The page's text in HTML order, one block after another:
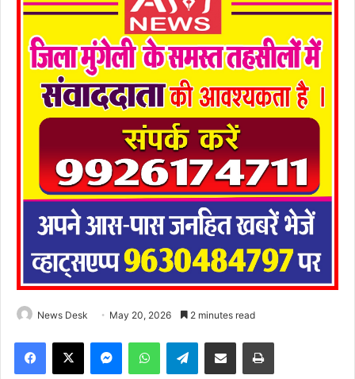
News Desk May 20, 2026 2 minutes read
Facebook
X MessengerWhatsAppTelegramShare via Email Print